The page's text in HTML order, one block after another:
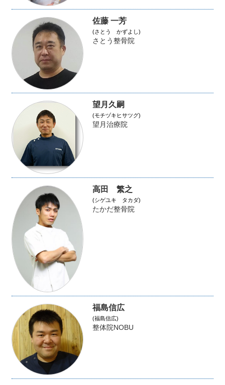
佐藤 一芳
(さとう かずよし)
さとう整骨院
望月久嗣
(モチヅキヒサツグ)
望月治療院
高田 繁之
(シゲユキ タカダ)
たかだ整骨院
福島信広
(福島信広)
整体院NOBU